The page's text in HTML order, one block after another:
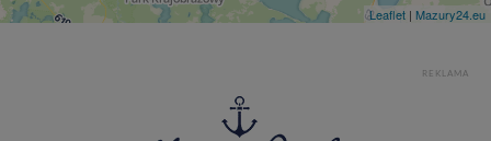
Leaflet | Mazury24.eu
REKLAMA